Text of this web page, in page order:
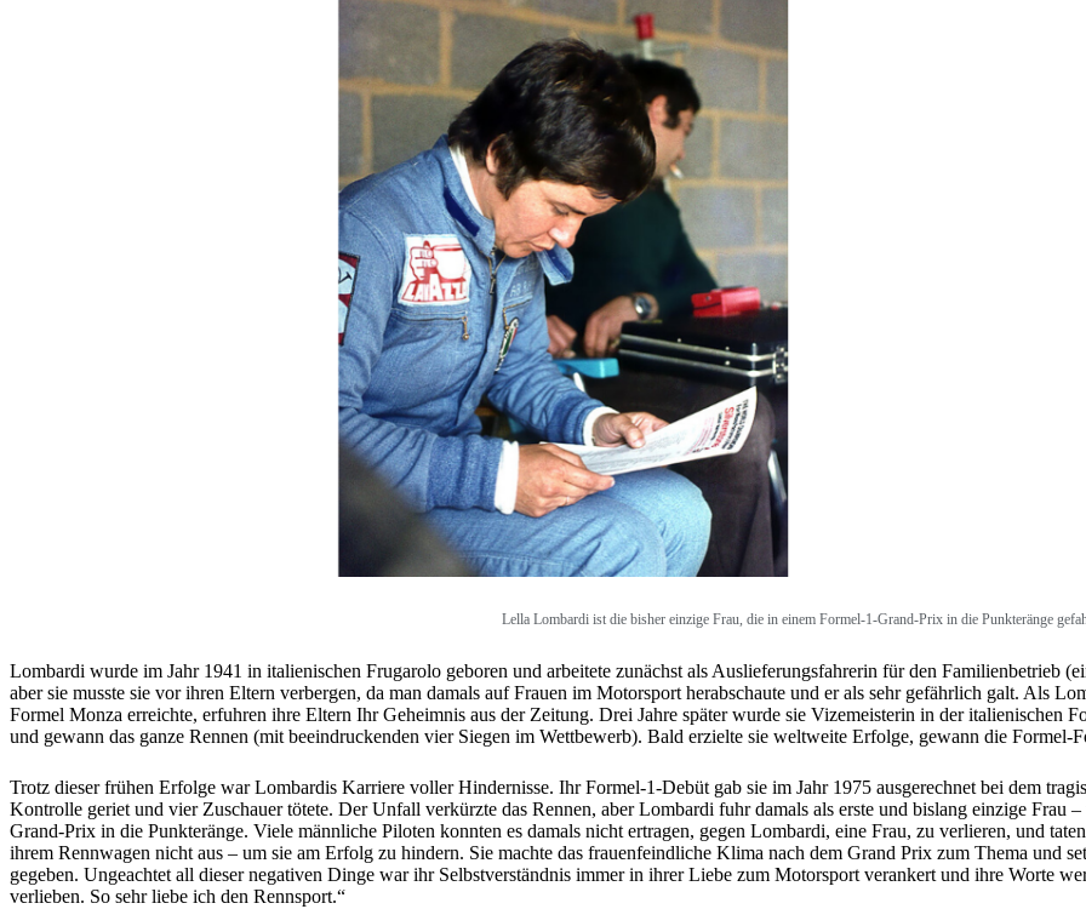
Lella Lombardi ist die bisher einzige Frau, die in einem Formel-1-Grand-Prix in die Punkteränge
Lombardi wurde im Jahr 1941 in italienischen Frugarolo geboren und arbeitete zunächst als Auslieferungsfahrerin für den Familienbetrieb
aber sie musste sie vor ihren Eltern verbergen, da man damals auf Frauen im Motorsport herabschaute und er als sehr gefährlich galt. Als
Formel Monza erreichte, erfuhren ihre Eltern Ihr Geheimnis aus der Zeitung. Drei Jahre später wurde sie Vizemeisterin in der italienischen
und gewann das ganze Rennen (mit beeindruckenden vier Siegen im Wettbewerb). Bald erzielte sie weltweite Erfolge, gewann die
Trotz dieser frühen Erfolge war Lombardis Karriere voller Hindernisse. Ihr Formel-1-Debüt gab sie im Jahr 1975 ausgerechnet bei dem
Kontrolle geriet und vier Zuschauer tötete. Der Unfall verkürzte das Rennen, aber Lombardi fuhr damals als erste und bislang einzige Frau
Grand-Prix in die Punkteränge. Viele männliche Piloten konnten es damals nicht ertragen, gegen Lombardi, eine Frau, zu verlieren, und
ihrem Rennwagen nicht aus – um sie am Erfolg zu hindern. Sie machte das frauenfeindliche Klima nach dem Grand Prix zum Thema und
gegeben. Ungeachtet all dieser negativen Dinge war ihr Selbstverständnis immer in ihrer Liebe zum Motorsport verankert und ihre Worte
verlieben. So sehr liebe ich den Rennsport.“